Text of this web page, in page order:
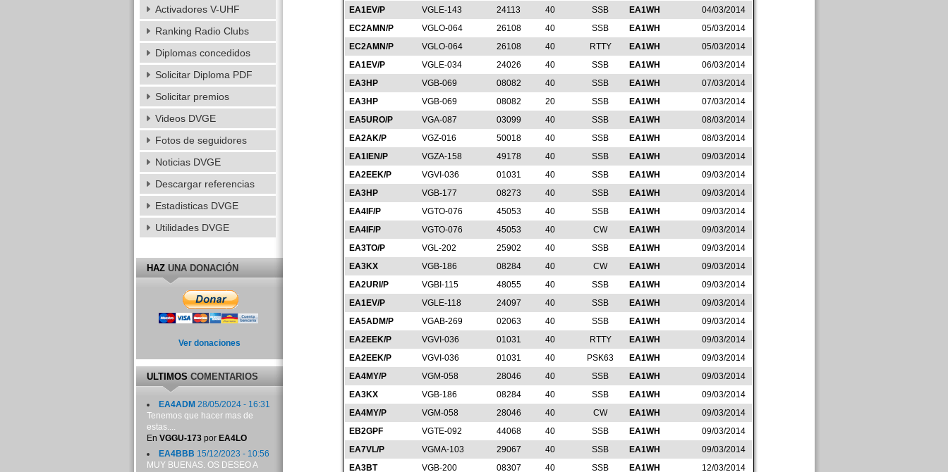
EA1EV/P
VGLE-143 24113 40 SSB EA1WH
04/03/2014
EC2AMN/P
VGLO-064 26108 40 SSB EA1WH
05/03/2014
EC2AMN/P
VGLO-064 26108 40 RTTY EA1WH
05/03/2014
EA1EV/P
VGLE-034 24026 40 SSB EA1WH
06/03/2014
EA3HP
VGB-069 08082 40 SSB EA1WH
07/03/2014
EA3HP
VGB-069 08082 20 SSB EA1WH
07/03/2014
EA5URO/P
VGA-087 03099 40 SSB EA1WH
08/03/2014
EA2AK/P
VGZ-016 50018 40 SSB EA1WH
08/03/2014
EA1IEN/P
VGZA-158 49178 40 SSB EA1WH
09/03/2014
EA2EEK/P
VGVI-036 01031 40 SSB EA1WH
09/03/2014
EA3HP
VGB-177 08273 40 SSB EA1WH
09/03/2014
EA4IF/P
VGTO-076 45053 40 SSB EA1WH
09/03/2014
EA4IF/P
VGTO-076 45053 40 CW EA1WH
09/03/2014
EA3TO/P
VGL-202 25902 40 SSB EA1WH
09/03/2014
EA3KX
VGB-186 08284 40 CW EA1WH
09/03/2014
EA2URI/P
VGBI-115 48055 40 SSB EA1WH
09/03/2014
EA1EV/P
VGLE-118 24097 40 SSB EA1WH
09/03/2014
EA5ADM/P
VGAB-269 02063 40 SSB EA1WH
09/03/2014
EA2EEK/P
VGVI-036 01031 40 RTTY EA1WH
09/03/2014
EA2EEK/P
VGVI-036 01031 40 PSK63 EA1WH
09/03/2014
EA4MY/P
VGM-058 28046 40 SSB EA1WH
09/03/2014
EA3KX
VGB-186 08284 40 SSB EA1WH
09/03/2014
EA4MY/P
VGM-058 28046 40 CW EA1WH
09/03/2014
EB2GPF
VGTE-092 44068 40 SSB EA1WH
09/03/2014
EA7VL/P
VGMA-103 29067 40 SSB EA1WH
09/03/2014
EA3BT
VGB-200 08307 40 SSB EA1WH
12/03/2014
Activadores V-UHF
Ranking Radio Clubs
Diplomas concedidos
Solicitar Diploma PDF
Solicitar premios
Videos DVGE
Fotos de seguidores
Noticias DVGE
Descargar referencias
Estadisticas DVGE
Utilidades DVGE
HAZUNA DONACIÓN
Ver donaciones
ULTIMOSCOMENTARIOS
EA4ADM 28/05/2024 - 16:31
Tenemos que hacer mas de
estas....
En VGGU-173por EA4LO
EA4BBB 15/12/2023 - 10:56
MUY BUENAS. OS DESEO A